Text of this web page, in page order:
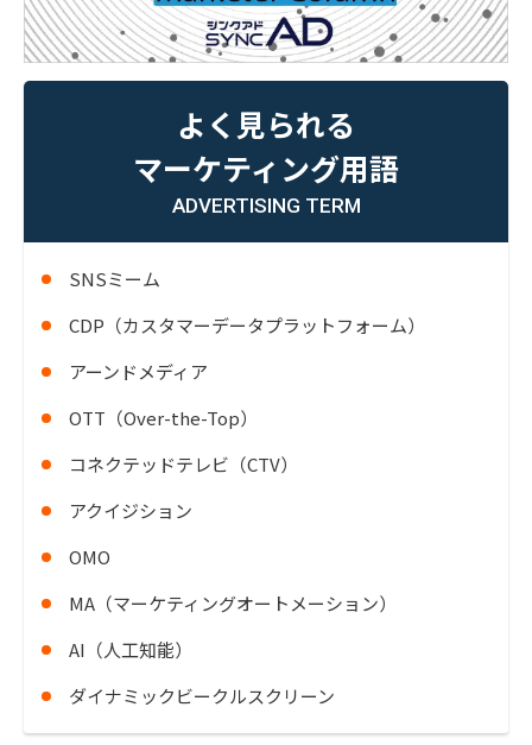
よく見られる
マーケティング用語
ADVERTISING TERM
SNSミーム
CDP（カスタマーデータプラットフォーム）
アーンドメディア
OTT（Over-the-Top）
コネクテッドテレビ（CTV）
アクイジション
OMO
MA（マーケティングオートメーション）
AI（人工知能）
ダイナミックビークルスクリーン